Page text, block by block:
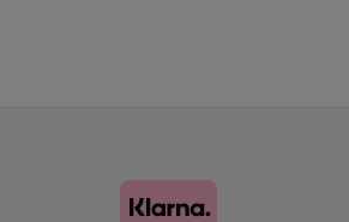
unseren Newsletter aufgerufen wurde.